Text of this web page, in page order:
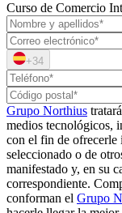
Curso de Comercio
+34
Grupo Northius
medios tecnológicos,
con el fin de
seleccionado o de
manifestado y, en su
correspondiente.
conforman el Grupo